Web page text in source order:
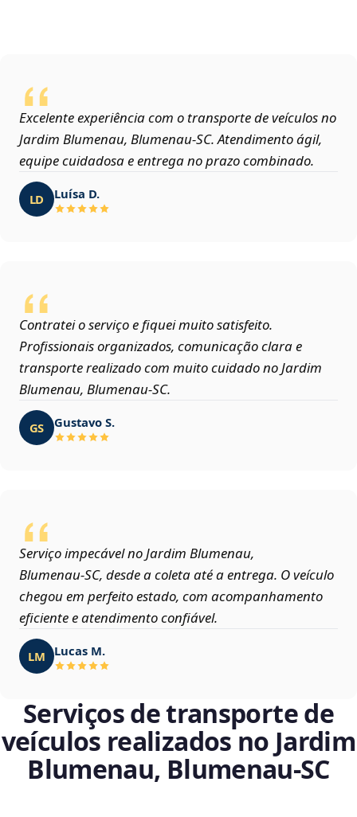
Excelente experiência com o transporte de veículos no
Jardim Blumenau, Blumenau‑SC. Atendimento ágil,
equipe cuidadosa e entrega no prazo combinado.
LD Luísa D.
Contratei o serviço e fiquei muito satisfeito.
Profissionais organizados, comunicação clara e
transporte realizado com muito cuidado no Jardim
Blumenau, Blumenau‑SC.
GS Gustavo S.
Serviço impecável no Jardim Blumenau,
Blumenau‑SC, desde a coleta até a entrega. O veículo
chegou em perfeito estado, com acompanhamento
eficiente e atendimento confiável.
LM Lucas M.
Serviços de transporte de
veículos realizados no Jardim
Blumenau, Blumenau‑SC